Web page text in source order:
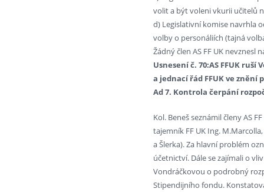
volit a být voleni vkurii učitelů
d) Legislativní komise navrhla
volby o personáliích (tajná
Žádný člen AS FF UK
Usnesení č. 70:AS FFUK
a jednací řád FFUK ve znění
Ad 7. Kontrola čerpání
Kol. Beneš seznámil členy AS
tajemník FF UK Ing.
a Šlerka). Za hlavní problém
účetnictví. Dále se zajímali o
Vondráčkovou o podrobný
Stipendijního fondu.